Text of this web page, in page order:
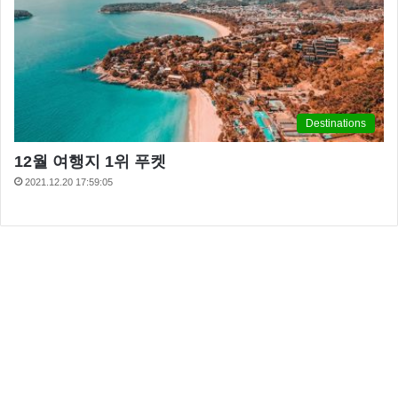
Destinations
12월 여행지 1위 푸켓
2021.12.20 17:59:05